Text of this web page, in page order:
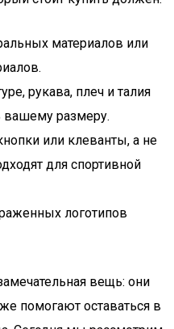
материалов или
рукава, плеч и талия
вашему размеру.
или клеванты, а не
для спортивной
логотипов
вещь: они
помогают оставаться в